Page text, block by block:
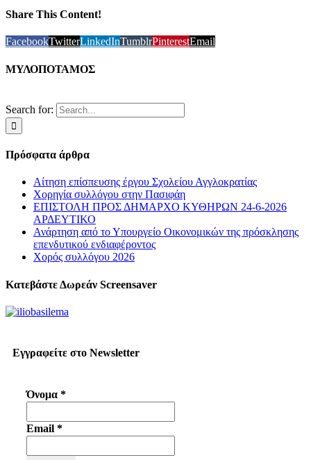
Share This Content!
FacebookTwitterLinkedInTumblrPinterestEmail
ΜΥΛΟΠΟΤΑΜΟΣ
Search for:
Πρόσφατα άρθρα
Αίτηση επίσπευσης έργου Σχολείου Αγγλοκρατίας
Χορηγία συλλόγου στην Πασιφάη
ΕΠΙΣΤΟΛΗ ΠΡΟΣ ΔΗΜΑΡΧΟ ΚΥΘΗΡΩΝ 24-6-2026
ΑΡΔΕΥΤΙΚΟ
Ανάρτηση από το Υπουργείο Οικονομικών της πρόσκλησης
επενδυτικού ενδιαφέροντος
Χορός συλλόγου 2026
Κατεβάστε Δωρεάν Screensaver
Εγγραφείτε στο Newsletter
Όνομα *
Email *